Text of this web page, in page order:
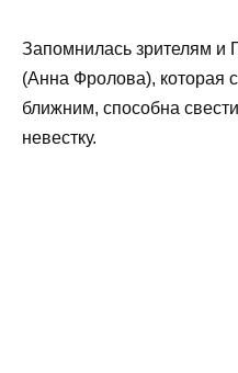
Запомнилась зрителям и
(Анна Фролова), которая
ближним, способна
невестку.